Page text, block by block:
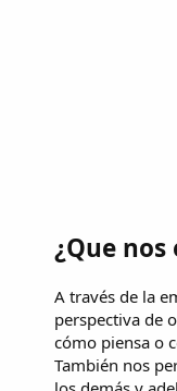
¿Que
A través de la
perspectiva de
cómo piensa o
También nos